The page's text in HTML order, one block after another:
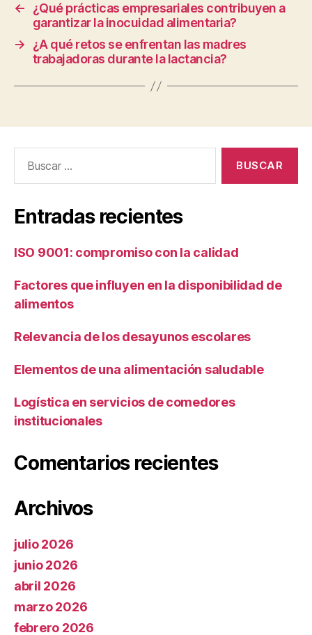
←
¿Qué prácticas empresariales contribuyen a
garantizar la inocuidad alimentaria?
→
¿A qué retos se enfrentan las madres
trabajadoras durante la lactancia?
Entradas recientes
ISO 9001: compromiso con la calidad
Factores que influyen en la disponibilidad de
alimentos
Relevancia de los desayunos escolares
Elementos de una alimentación saludable
Logística en servicios de comedores
institucionales
Comentarios recientes
Archivos
julio 2026
junio 2026
abril 2026
marzo 2026
febrero 2026